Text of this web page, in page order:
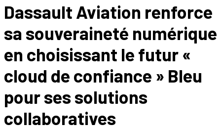
Dassault Aviation renforce
sa souveraineté numérique
en choisissant le futur «
cloud de confiance » Bleu
pour ses solutions
collaboratives